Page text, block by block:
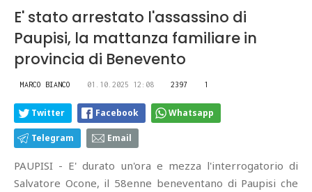
E' stato arrestato l'assassino di
Paupisi, la mattanza familiare in
provincia di Benevento
MARCO BIANCO 01.10.2025 12:08 2397 1
Twitter Facebook Whatsapp
Telegram Email
PAUPISI - E' durato un'ora e mezza l'interrogatorio di
Salvatore Ocone, il 58enne beneventano di Paupisi che